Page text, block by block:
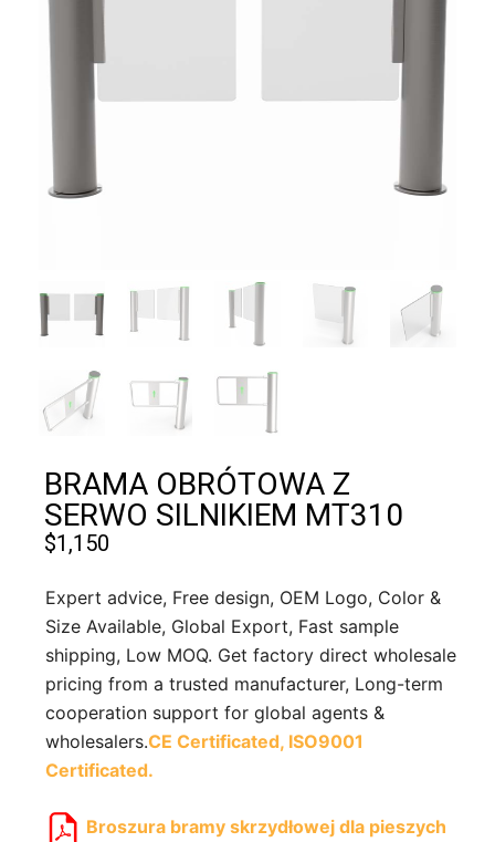
BRAMA OBRÓTOWA Z
SERWO SILNIKIEM MT310
$1,150
Expert advice, Free design, OEM Logo, Color &
Size Available, Global Export, Fast sample
shipping, Low MOQ. Get factory direct wholesale
pricing from a trusted manufacturer, Long-term
cooperation support for global agents &
wholesalers.CE Certificated, ISO9001
Certificated.
Broszura bramy skrzydłowej dla pieszych